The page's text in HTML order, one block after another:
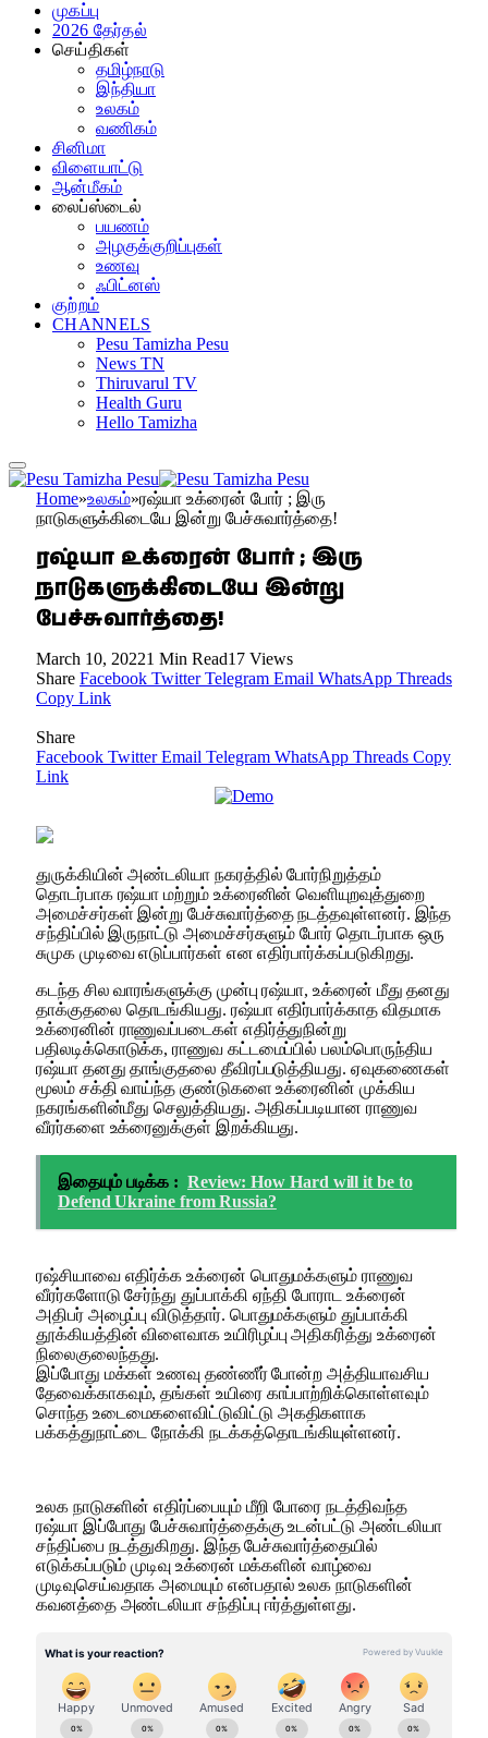
முகப்பு
2026 தேர்தல்
செய்திகள்
தமிழ்நாடு
இந்தியா
உலகம்
வணிகம்
சினிமா
விளையாட்டு
ஆன்மீகம்
லைப்ஸ்டைல்
பயணம்
அழகுக்குறிப்புகள்
உணவு
ஃபிட்னஸ்
குற்றம்
CHANNELS
Pesu Tamizha Pesu
News TN
Thiruvarul TV
Health Guru
Hello Tamizha
Home»உலகம்»ரஷ்யா உக்ரைன் போர் ; இரு
நாடுகளுக்கிடையே இன்று பேச்சுவார்த்தை!
ரஷ்யா உக்ரைன் போர் ; இரு
நாடுகளுக்கிடையே இன்று
பேச்சுவார்த்தை!
March 10, 20221 Min Read17 Views
Share Facebook Twitter Telegram Email WhatsApp Threads
Copy Link
Share
Facebook Twitter Email Telegram WhatsApp Threads Copy
Link
துருக்கியின் அண்டலியா நகரத்தில் போர்நிறுத்தம்
தொடர்பாக ரஷ்யா மற்றும் உக்ரைனின் வெளியுறவுத்துறை
அமைச்சர்கள் இன்று பேச்சுவார்த்தை நடத்தவுள்ளனர். இந்த
சந்திப்பில் இருநாட்டு அமைச்சர்களும் போர் தொடர்பாக ஒரு
சுமுக முடிவை எடுப்பார்கள் என எதிர்பார்க்கப்படுகிறது.
கடந்த சில வாரங்களுக்கு முன்பு ரஷ்யா, உக்ரைன் மீது தனது
தாக்குதலை தொடங்கியது. ரஷ்யா எதிர்பார்க்காத விதமாக
உக்ரைனின் ராணுவப்படைகள் எதிர்த்துநின்று
பதிலடிக்கொடுக்க, ராணுவ கட்டமைப்பில் பலம்பொருந்திய
ரஷ்யா தனது தாங்குதலை தீவிரப்படுத்தியது. ஏவுகணைகள்
மூலம் சக்தி வாய்ந்த குண்டுகளை உக்ரைனின் முக்கிய
நகரங்களின்மீது செலுத்தியது. அதிகப்படியான ராணுவ
வீரர்களை உக்ரைனுக்குள் இறக்கியது.
இதையும் படிக்க : Review: How Hard will it be to
Defend Ukraine from Russia?
ரஷ்சியாவை எதிர்க்க உக்ரைன் பொதுமக்களும் ராணுவ
வீரர்களோடு சேர்ந்து துப்பாக்கி ஏந்தி போராட உக்ரைன்
அதிபர் அழைப்பு விடுத்தார். பொதுமக்களும் துப்பாக்கி
தூக்கியத்தின் விளைவாக உயிரிழப்பு அதிகரித்து உக்ரைன்
நிலைகுலைந்தது.
இப்போது மக்கள் உணவு தண்ணீர் போன்ற அத்தியாவசிய
தேவைக்காகவும், தங்கள் உயிரை காப்பாற்றிக்கொள்ளவும்
சொந்த உடைமைகளைவிட்டுவிட்டு அகதிகளாக
பக்கத்துநாட்டை நோக்கி நடக்கத்தொடங்கியுள்ளனர்.
உலக நாடுகளின் எதிர்ப்பையும் மீறி போரை நடத்திவந்த
ரஷ்யா இப்போது பேச்சுவார்த்தைக்கு உடன்பட்டு அண்டலியா
சந்திப்பை நடத்துகிறது. இந்த பேச்சுவார்த்தையில்
எடுக்கப்படும் முடிவு உக்ரைன் மக்களின் வாழ்வை
முடிவுசெய்வதாக அமையும் என்பதால் உலக நாடுகளின்
கவனத்தை அண்டலியா சந்திப்பு ஈர்த்துள்ளது.